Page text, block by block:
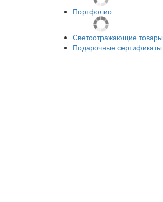
Портфолио
Светоотражающие товары
Подарочные сертификаты